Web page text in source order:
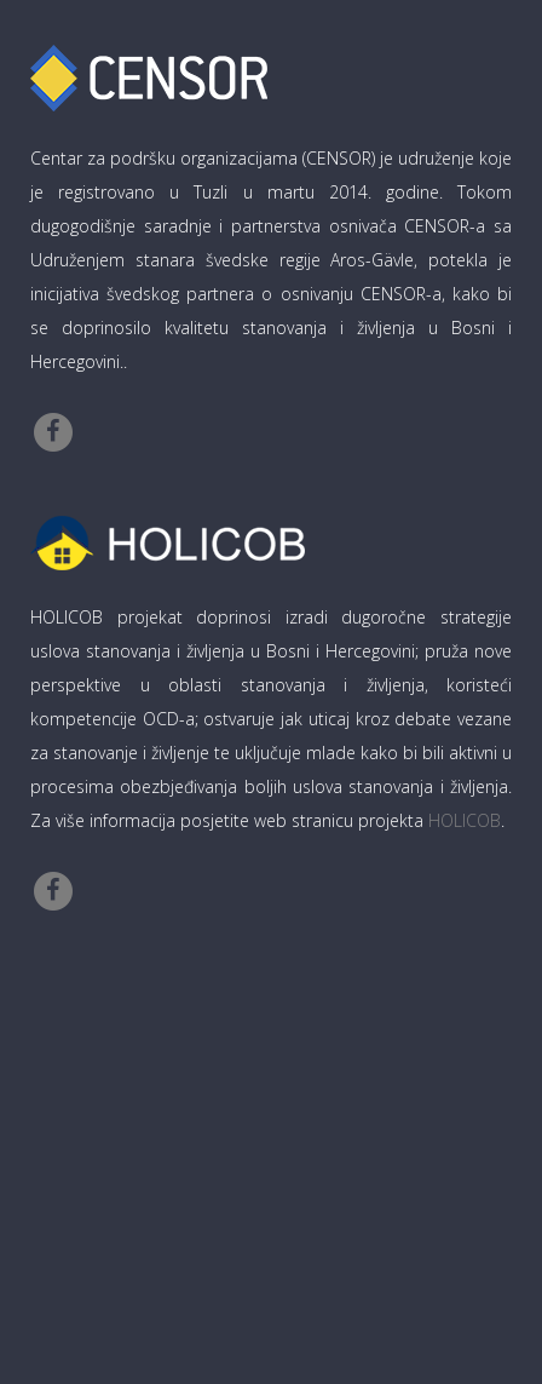
Centar za podršku organizacijama (CENSOR) je udruženje koje
je registrovano u Tuzli u martu 2014. godine. Tokom
dugogodišnje saradnje i partnerstva osnivača CENSOR-a sa
Udruženjem stanara švedske regije Aros-Gävle, potekla je
inicijativa švedskog partnera o osnivanju CENSOR-a, kako bi
se doprinosilo kvalitetu stanovanja i življenja u Bosni i
Hercegovini..
HOLICOB projekat doprinosi izradi dugoročne strategije
uslova stanovanja i življenja u Bosni i Hercegovini; pruža nove
perspektive u oblasti stanovanja i življenja, koristeći
kompetencije OCD-a; ostvaruje jak uticaj kroz debate vezane
za stanovanje i življenje te uključuje mlade kako bi bili aktivni u
procesima obezbjeđivanja boljih uslova stanovanja i življenja.
Za više informacija posjetite web stranicu projekta HOLICOB.